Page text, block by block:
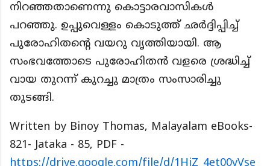
നിറഞ്ഞതാണെന്നു കൊട്ടാരവാസികൾ
പറഞ്ഞു. ഉപ്പുവെള്ളം കൊടുത്ത് ഛർദ്ദിപ്പിച്ച്
പുരോഹിതന്റെ വയറു വൃത്തിയായി. ആ
സംഭവത്തോടെ പുരോഹിതൻ വളരെ ശ്രദ്ധിച്ച്
വായ തുറന്ന് കുറച്ചു മാത്രം സംസാരിച്ചു
തുടങ്ങി.
Written by Binoy Thomas, Malayalam eBooks-
821- Jataka - 85, PDF -